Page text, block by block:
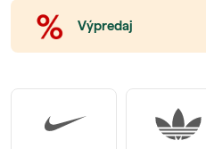
Výpredaj